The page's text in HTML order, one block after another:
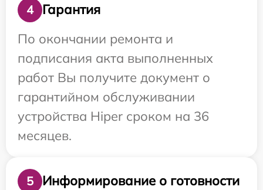
4
Гарантия
По окончании ремонта и
подписания акта выполненных
работ Вы получите документ о
гарантийном обслуживании
устройства Hiper сроком на 36
месяцев.
5
Информирование о готовности